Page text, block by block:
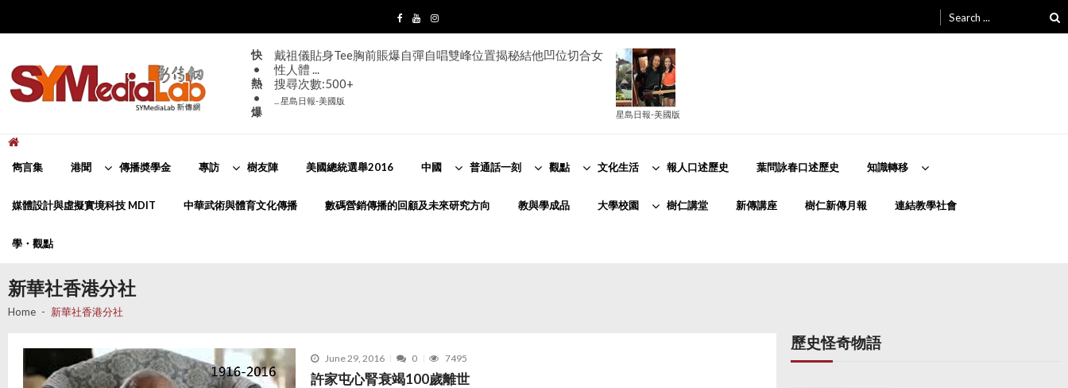
navigation
content
for:
快
•
熱
•
爆
戴祖儀貼身Tee胸前賬爆自彈自唱雙峰位置揭秘結他凹位切合女
性人體 ...
搜尋次數:500+
... 星島日報-美國版
星島日報-美國版
雋言集 港聞 傳播奬學金 專訪 樹友陣 美國總統選舉2016 中國 普通話一刻 觀點 文化生活 報人口述歷史 葉問詠春口述歷史 知識轉移
媒體設計與虛擬實境科技 MDIT 中華武術與體育文化傳播 數碼營銷傳播的回顧及未來研究方向 教與學成品 大學校園 樹仁講堂 新傳講座 樹仁新傳月報 連結教學社會
學・觀點
新華社香港分社
Home 新華社香港分社
June 29, 2016 0 7495
許家屯心腎衰竭100歲離世
歷史怪奇物語